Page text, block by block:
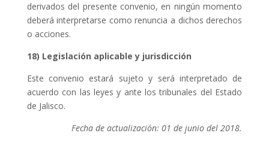
derivados del presente convenio, en ningún momento
deberá interpretarse como renuncia a dichos derechos
o acciones.
18) Legislación aplicable y jurisdicción
Este convenio estará sujeto y será interpretado de
acuerdo con las leyes y ante los tribunales del Estado
de Jalisco.
Fecha de actualización: 01 de junio del 2018.